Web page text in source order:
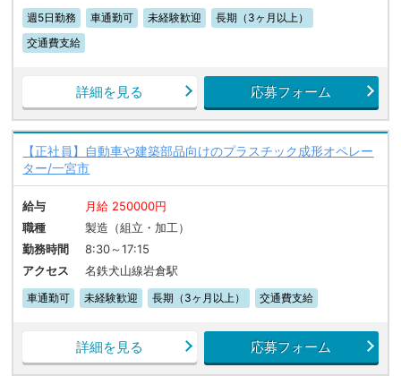
週5日勤務 車通勤可 未経験歓迎
長期（3ヶ月以上）
交通費支給
詳細を見る 応募フォーム
【正社員】自動車や建築部品向けのプラスチック成形オペレー
ター/一宮市
給与
月給 250000円
職種
製造（組立・加工）
勤務時間
8:30～17:15
アクセス
名鉄犬山線岩倉駅
車通勤可 未経験歓迎 長期（3ヶ月以上） 交通費支給
詳細を見る 応募フォーム